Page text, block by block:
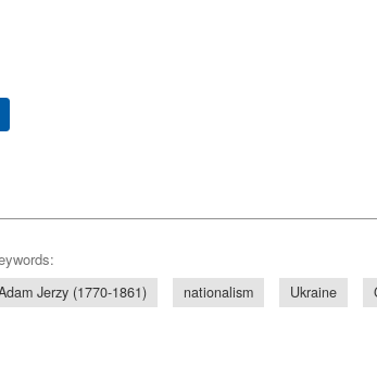
Jerzy (1770-1861) nationalism Ukraine